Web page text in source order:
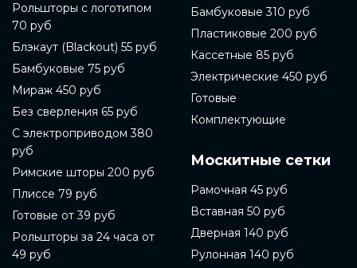
Рольшторы с логотипом
70 руб
Блэкаут (Blackout) 55 руб
Бамбуковые 75 руб
Мираж 450 руб
Без сверления 65 руб
С электроприводом 380
руб
Римские шторы 200 руб
Плиссе 79 руб
Готовые от 39 руб
Рольшторы за 24 часа от
49 руб
Бамбуковые 310 руб
Пластиковые 200 руб
Кассетные 85 руб
Электрические 450 руб
Готовые
Комплектующие
Москитные сетки
Рамочная 45 руб
Вставная 50 руб
Дверная 140 руб
Рулонная 140 руб